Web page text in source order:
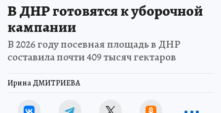
В ДНР готовятся к уборочной
кампании
В 2026 году посевная площадь в ДНР
составила почти 409 тысяч гектаров
Ирина ДМИТРИЕВА